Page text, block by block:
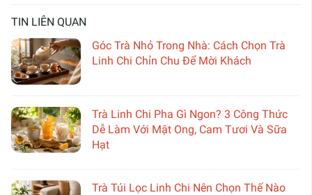
TIN LIÊN QUAN
Góc Trà Nhỏ Trong Nhà: Cách Chọn Trà
Linh Chi Chỉn Chu Để Mời Khách
Trà Linh Chi Pha Gì Ngon? 3 Công Thức
Dễ Làm Với Mật Ong, Cam Tươi Và Sữa
Hạt
Trà Túi Lọc Linh Chi Nên Chọn Thế Nào